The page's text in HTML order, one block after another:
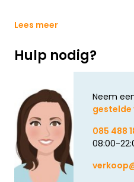
Lees meer
Hulp nodig?
Neem
gestelde
085 488
08:00-